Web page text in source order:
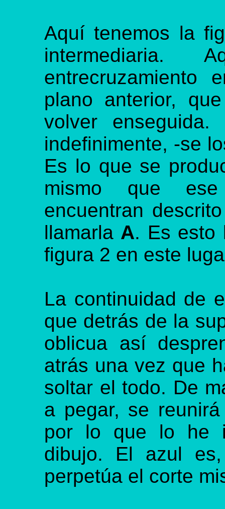
Aquí tenemos la
entrecruzamiento
plano anterior,
volver
indefinimente, -se
Es lo que se
mismo que
encuentran
llamarla A. Es esto
figura 2 en este
La continuidad de
que detrás de la
oblicua así
atrás una vez que
soltar el todo. De
a pegar, se
por lo que lo he
dibujo. El azul
perpetúa el corte